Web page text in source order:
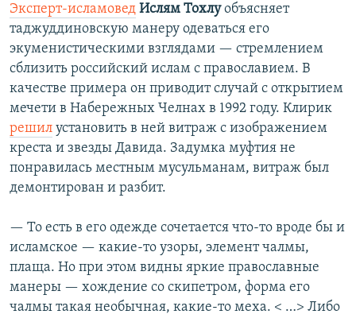
Эксперт-исламовед Ислям Тохлуобъясняет
таджуддиновскую манеру одеваться его
экуменистическими взглядами — стремлением
сблизить российский ислам с православием. В
качестве примера он приводит случай с открытием
мечети в Набережных Челнах в 1992 году. Клирик
решил установить в ней витраж с изображением
креста и звезды Давида. Задумка муфтия не
понравилась местным мусульманам, витраж был
демонтирован и разбит.
— То есть в его одежде сочетается что-то вроде бы и
исламское — какие-то узоры, элемент чалмы,
плаща. Но при этом видны яркие православные
манеры — хождение со скипетром, форма его
чалмы такая необычная, какие-то меха. < …> Либо